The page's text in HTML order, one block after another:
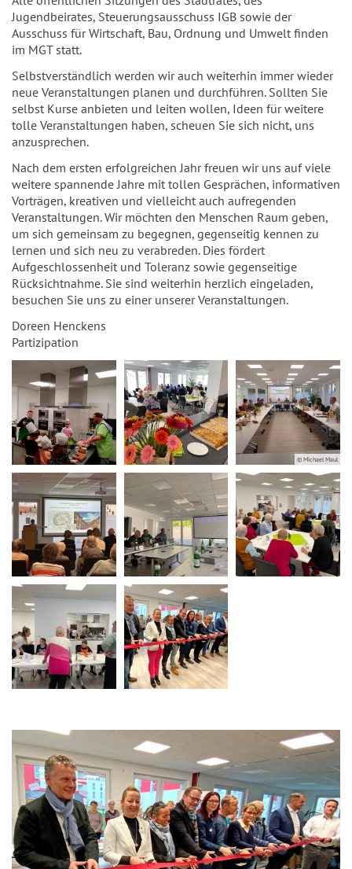
Jugendbeirates, Steuerungsausschuss IGB sowie der
Ausschuss für Wirtschaft, Bau, Ordnung und Umwelt finden
im MGT statt.
Selbstverständlich werden wir auch weiterhin immer wieder
neue Veranstaltungen planen und durchführen. Sollten Sie
selbst Kurse anbieten und leiten wollen, Ideen für weitere
tolle Veranstaltungen haben, scheuen Sie sich nicht, uns
anzusprechen.
Nach dem ersten erfolgreichen Jahr freuen wir uns auf viele
weitere spannende Jahre mit tollen Gesprächen, informativen
Vorträgen, kreativen und vielleicht auch aufregenden
Veranstaltungen. Wir möchten den Menschen Raum geben,
um sich gemeinsam zu begegnen, gegenseitig kennen zu
lernen und sich neu zu verabreden. Dies fördert
Aufgeschlossenheit und Toleranz sowie gegenseitige
Rücksichtnahme. Sie sind weiterhin herzlich eingeladen,
besuchen Sie uns zu einer unserer Veranstaltungen.
Doreen Henckens
Partizipation
© Michael Maul